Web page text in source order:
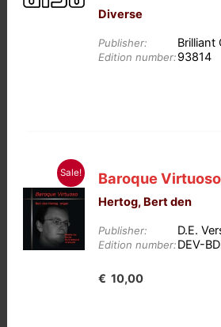
Diverse
Publisher: Brilliant
Edition number:93814
Sale! Baroque Virtuoso
Hertog, Bert den
Publisher: D.E.
Edition number:DEV-
Oorspronkelijke
€ 10,00Huidige